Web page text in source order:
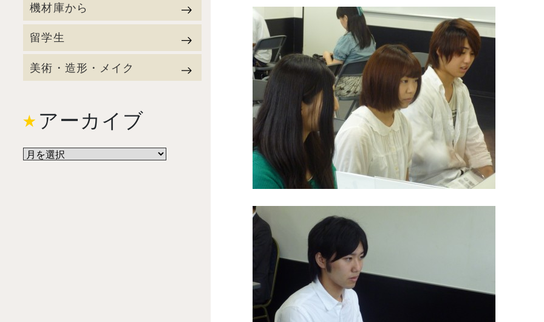
機材庫から
留学生
美術・造形・メイク
アーカイブ